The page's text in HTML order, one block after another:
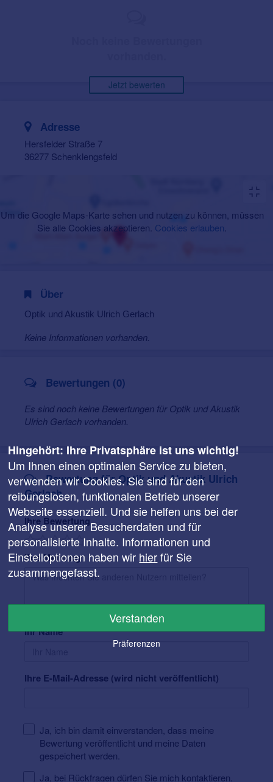
Jetzt bewerten
Adresse
Hersfelder Straße 7
36277 Schenklengsfeld
Um die Google Maps-Karte sehen und nutzen zu können, müssen
Sie alle Cookies akzeptieren. Cookies erlauben
Über
Optik und Akustik Ulrich Gerlach
Keine Informationen vorhanden.
Bewertungen (0)
Es sind noch keine Bewertungen für Optik und Akustik
Ulrich Gerlach vorhanden.
Bewertung für Optik und Akustik Ulrich
Gerlach
Ihre Bewertung
Ihre Meinung
Ihr Name
Ihre E-Mail-Adresse (wird nicht veröffentlicht)
Ja, ich bin damit einverstanden, dass meine
Bewertung veröffentlicht und meine Daten
gespeichert werden.
Ja, bei Rückfragen dürfen Sie mich kontaktieren.
Hingehört: Ihre Privatsphäre ist uns wichtig!
Um Ihnen einen optimalen Service zu bieten,
verwenden wir Cookies. Sie sind für den
reibungslosen, funktionalen Betrieb unserer
Webseite essenziell. Und sie helfen uns bei der
Analyse unserer Besucherdaten und für
personalisierte Inhalte. Informationen und
Einstelloptionen haben wir hierfür Sie
zusammengefasst.
Verstanden
Präferenzen